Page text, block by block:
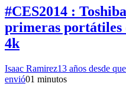
#CES2014 :
primeras
4k
Isaac Ramirez13 años desde
envió01 minutos